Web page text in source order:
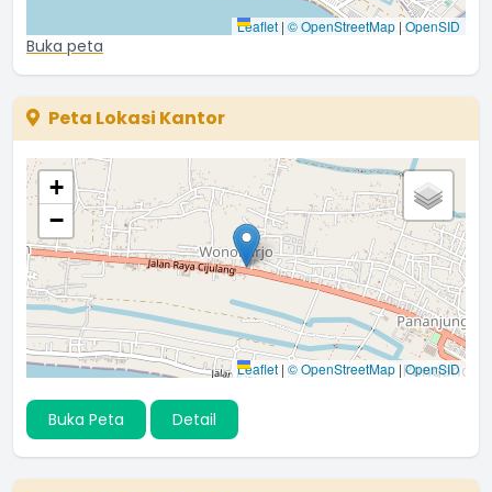
Leaflet | © OpenStreetMap|OpenSID
Buka peta
Peta Lokasi Kantor
+
−
Leaflet | © OpenStreetMap |OpenSID
Buka Peta Detail